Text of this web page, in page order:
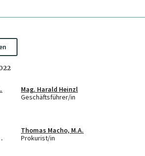
Mag. Harald Heinzl
Geschäftsführer/in
Thomas Macho, M.A.
Prokurist/in